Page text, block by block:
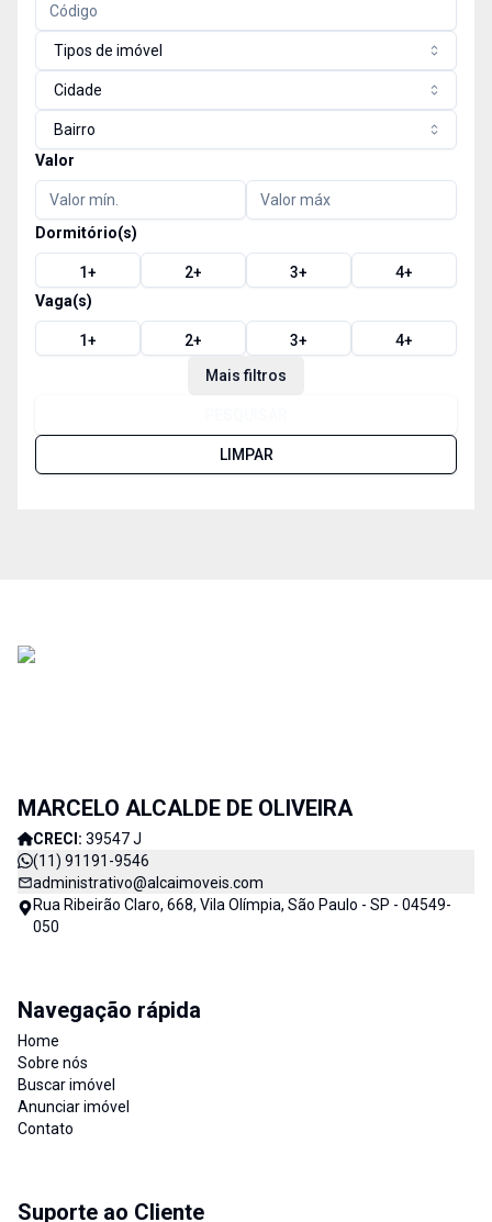
Tipos de imóvel
Cidade
Bairro
Valor
Dormitório(s)
1+ 2+ 3+ 4+
Vaga(s)
1+ 2+ 3+ 4+
Mais filtros
LIMPAR
MARCELO ALCALDE DE OLIVEIRA
CRECI: 39547 J
(11) 91191-9546
administrativo@alcaimoveis.com
Rua Ribeirão Claro, 668, Vila Olímpia, São Paulo - SP - 04549-
050
Navegação rápida
Home
Sobre nós
Buscar imóvel
Anunciar imóvel
Contato
Suporte ao Cliente